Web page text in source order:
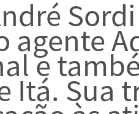
agente
e
Itá. Sua